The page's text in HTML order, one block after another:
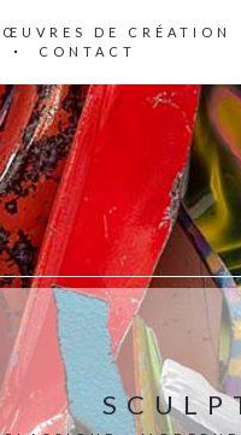
ŒUVRES DE CRÉATION
CONTACT